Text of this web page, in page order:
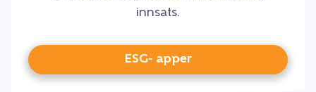
innsats.
ESG- apper